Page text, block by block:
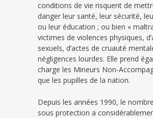
conditions de vie risquent de
danger leur santé, leur sécurité,
ou leur éducation ; ou bien «
victimes de violences physiques,
sexuels, d’actes de cruauté
négligences lourdes. Elle prend
charge les Mineurs Non-
que les pupilles de la nation.
Depuis les années 1990, le
sous protection a